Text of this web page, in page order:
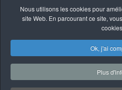
Nous utilisons les cookies pour
site Web. En parcourant ce site,
Ok, j'ai
Plus